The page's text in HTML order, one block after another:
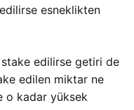
esneklikten
edilirse getiri de
edilen miktar ne
o kadar yüksek